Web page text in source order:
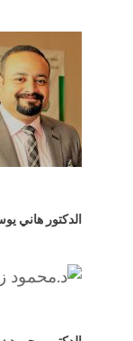
الدكتور هاني